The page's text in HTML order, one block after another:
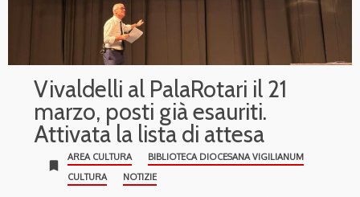
Vivaldelli al PalaRotari il 21
marzo, posti già esauriti.
Attivata la lista di attesa
bookmark
AREA CULTURA
BIBLIOTECA DIOCESANA VIGILIANUM
CULTURA
NOTIZIE